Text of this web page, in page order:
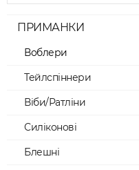
ПРИМАНКИ
Воблери
Тейлспіннери
Віби/Ратліни
Силіконові
Блешні